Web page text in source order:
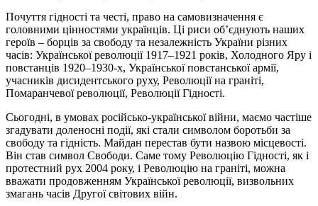
Почуття гідності та честі, право на самовизначення є
головними цінностями українців. Ці риси об’єднують наших
героїв – борців за свободу та незалежність України різних
часів: Української революції 1917–1921 років, Холодного Яру і
повстанців 1920–1930-х, Української повстанської армії,
учасників дисидентського руху, Революції на граніті,
Помаранчевої революції, Революції Гідності.
Сьогодні, в умовах російсько-української війни, маємо частіше
згадувати доленосні події, які стали символом боротьби за
свободу та гідність. Майдан перестав бути назвою місцевості.
Він став символ Свободи. Саме тому Революцію Гідності, як і
протестний рух 2004 року, і Революцію на граніті, можна
вважати продовженням Української революції, визвольних
змагань часів Другої світових війн.